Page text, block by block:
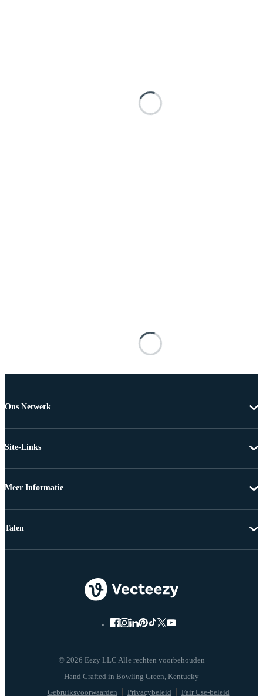
Ons Netwerk
Site-Links
Meer Informatie
© 2026 Eezy LLC Alle rechten voorbehouden
Gebruiksvoorwaarden Privacybeleid Fair Use-beleid
Talen